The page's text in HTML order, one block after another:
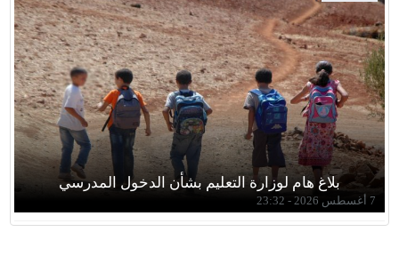
بلاغ هام لوزارة التعليم بشأن الدخول المدرسي
7 أغسطس 2026 - 23:32